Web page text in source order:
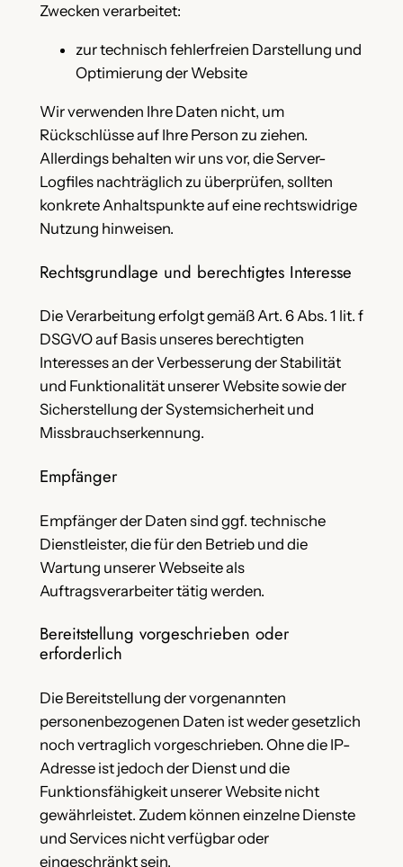
Zwecken verarbeitet:
zur technisch fehlerfreien Darstellung und
Optimierung der Website
Wir verwenden Ihre Daten nicht, um
Rückschlüsse auf Ihre Person zu ziehen.
Allerdings behalten wir uns vor, die Server-
Logfiles nachträglich zu überprüfen, sollten
konkrete Anhaltspunkte auf eine rechtswidrige
Nutzung hinweisen.
Rechtsgrundlage und berechtigtes Interesse
Die Verarbeitung erfolgt gemäß Art. 6 Abs. 1 lit. f
DSGVO auf Basis unseres berechtigten
Interesses an der Verbesserung der Stabilität
und Funktionalität unserer Website sowie der
Sicherstellung der Systemsicherheit und
Missbrauchserkennung.
Empfänger
Empfänger der Daten sind ggf. technische
Dienstleister, die für den Betrieb und die
Wartung unserer Webseite als
Auftragsverarbeiter tätig werden.
Bereitstellung vorgeschrieben oder
erforderlich
Die Bereitstellung der vorgenannten
personenbezogenen Daten ist weder gesetzlich
noch vertraglich vorgeschrieben. Ohne die IP-
Adresse ist jedoch der Dienst und die
Funktionsfähigkeit unserer Website nicht
gewährleistet. Zudem können einzelne Dienste
und Services nicht verfügbar oder
eingeschränkt sein.